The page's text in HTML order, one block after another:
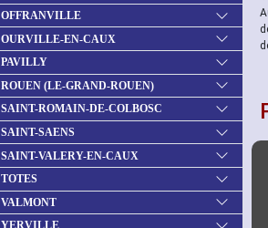
OFFRANVILLE
OURVILLE-EN-CAUX
PAVILLY
ROUEN (LE-GRAND-ROUEN)
SAINT-ROMAIN-DE-COLBOSC
SAINT-SAENS
SAINT-VALERY-EN-CAUX
TOTES
VALMONT